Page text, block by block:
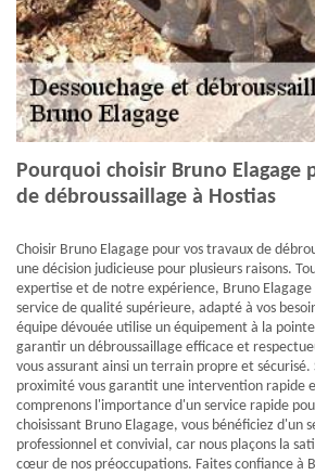
Pourquoi choisir Bruno Elagage
de débroussaillage à Hostias
Choisir Bruno Elagage pour vos travaux de
une décision judicieuse pour plusieurs raisons.
expertise et de notre expérience, Bruno
service de qualité supérieure, adapté à vos
équipe dévouée utilise un équipement à la
garantir un débroussaillage efficace et
vous assurant ainsi un terrain propre et
proximité vous garantit une intervention rapide
comprenons l'importance d'un service rapide
choisissant Bruno Elagage, vous bénéficiez d'un
professionnel et convivial, car nous plaçons la
cœur de nos préoccupations. Faites confiance à